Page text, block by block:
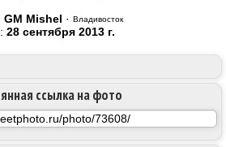
GM Mishel · Владивосток
28 сентября 2013 г.
ссылка на фото